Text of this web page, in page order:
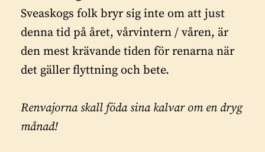
Sveaskogs folk bryr sig inte om att just
denna tid på året, vårvintern / våren, är
den mest krävande tiden för renarna när
det gäller flyttning och bete.
Renvajorna skall föda sina kalvar om en dryg
månad!